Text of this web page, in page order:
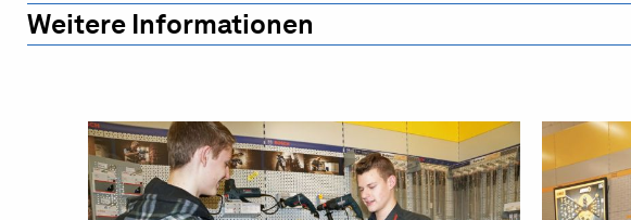
Weitere Informationen